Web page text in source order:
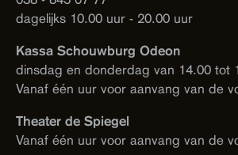
dagelijks 10.00 uur - 20.00 uur
Kassa Schouwburg Odeon
dinsdag en donderdag van 14.00 tot
Vanaf één uur voor aanvang van de
Theater de Spiegel
Vanaf één uur voor aanvang van de